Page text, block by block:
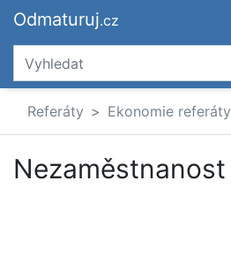
Odmaturuj.cz
Referáty Ekonomie referáty
Nezaměstnanost